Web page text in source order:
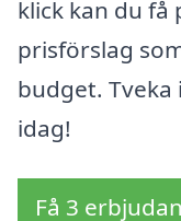
klick kan du få
prisförslag
budget.
idag!
Få 3